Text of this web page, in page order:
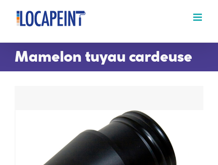
Passer
contenu
Mamelon tuyau cardeuse